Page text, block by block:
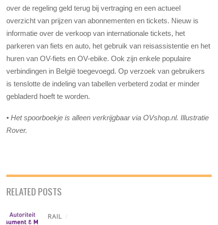
over de regeling geld terug bij vertraging en een actueel
overzicht van prijzen van abonnementen en tickets. Nieuw is
informatie over de verkoop van internationale tickets, het
parkeren van fiets en auto, het gebruik van reisassistentie en het
huren van OV-fiets en OV-ebike. Ook zijn enkele populaire
verbindingen in België toegevoegd. Op verzoek van gebruikers
is tenslotte de indeling van tabellen verbeterd zodat er minder
gebladerd hoeft te worden.
•Het spoorboekje is alleen verkrijgbaar via OVshop.nl. Illustratie
Rover.
RELATED POSTS
RAIL /